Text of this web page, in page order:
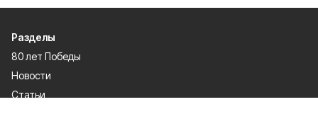
Разделы
80 лет Победы
Новости
Статьи